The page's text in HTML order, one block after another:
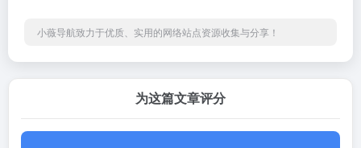
小薇导航致力于优质、实用的网络站点资源收集与分享！
为这篇文章评分